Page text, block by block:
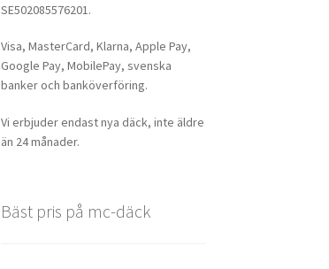
SE502085576201.
Visa, MasterCard, Klarna, Apple Pay,
Google Pay, MobilePay, svenska
banker och banköverföring.
Vi erbjuder endast nya däck, inte äldre
än 24 månader.
Bäst pris på mc-däck